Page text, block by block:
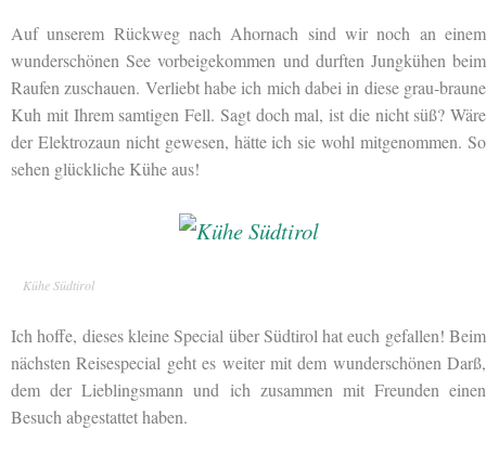
Auf unserem Rückweg nach Ahornach sind wir noch an einem
wunderschönen See vorbeigekommen und durften Jungkühen beim
Raufen zuschauen. Verliebt habe ich mich dabei in diese grau-braune
Kuh mit Ihrem samtigen Fell. Sagt doch mal, ist die nicht süß? Wäre
der Elektrozaun nicht gewesen, hätte ich sie wohl mitgenommen. So
sehen glückliche Kühe aus!
Kühe Südtirol
Ich hoffe, dieses kleine Special über Südtirol hat euch gefallen! Beim
nächsten Reisespecial geht es weiter mit dem wunderschönen Darß,
dem der Lieblingsmann und ich zusammen mit Freunden einen
Besuch abgestattet haben.